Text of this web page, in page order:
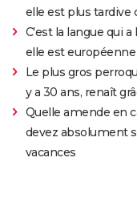
elle est plus tardive
C'est la langue qui
elle est européenne
Le plus gros
y a 30 ans, renaît
Quelle amende en
devez absolument
vacances